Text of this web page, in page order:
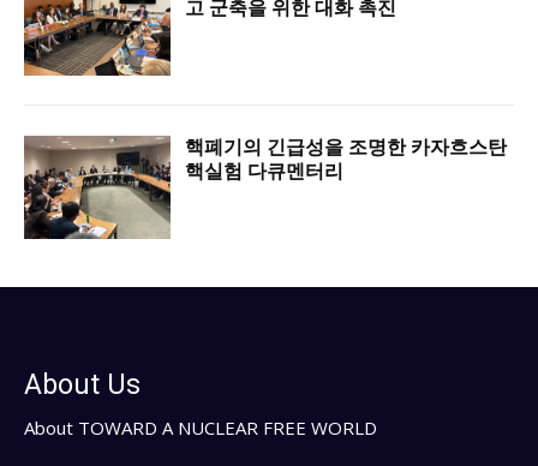
고 군축을 위한 대화 촉진
핵폐기의 긴급성을 조명한 카자흐스탄
핵실험 다큐멘터리
About Us
About TOWARD A NUCLEAR FREE WORLD